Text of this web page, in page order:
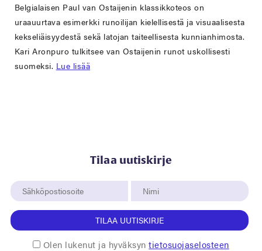
Belgialaisen Paul van Ostaijenin klassikkoteos on
uraauurtava esimerkki runoilijan kielellisestä ja visuaalisesta
kekseliäisyydestä sekä latojan taiteellisesta kunnianhimosta.
Kari Aronpuro tulkitsee van Ostaijenin runot uskollisesti
suomeksi. Lue lisää
Tilaa uutiskirje
TILAA UUTISKIRJE
Olen lukenut ja hyväksyntietosuojaselosteen